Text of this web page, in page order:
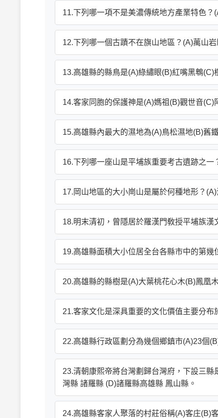
11.下列哪一項不是美濃傳統地方產業特色？
12.下列哪一個古蹟不在旗山地區？(A)萬山
13.高雄縣的縣鳥是(A)綠繡眼(B)紅嘴黑鵯(C)
14.客家同胞的保護神是(A)媽祖(B)觀世音(C)
15.高雄縣內最大的濕地為(A)鳥松濕地(B)舊
16.下列哪一座山是平埔族重要考古遺跡之一
17.岡山地區的大小崗山是屬於何種地形？
18.明末清初，曾隱居於羅漢門敎授平埔族
19.高雄縣面積大小位居全台各縣市中的第幾
20.高雄縣的縣樹是(A)大葉桃花心木(B)鳳凰
21.客家文化是深具重要的文化價值主要分布
22.高雄縣行政區劃分為幾個鄉鎮市(A)23個
23.清朝康熙帝將台灣劃歸台灣府，下設三
灣縣 諸羅縣 (D)諸羅縣高雄縣 鳳山縣。
24.高雄縣客家人聚落的村莊俗稱(A)客庄(B)